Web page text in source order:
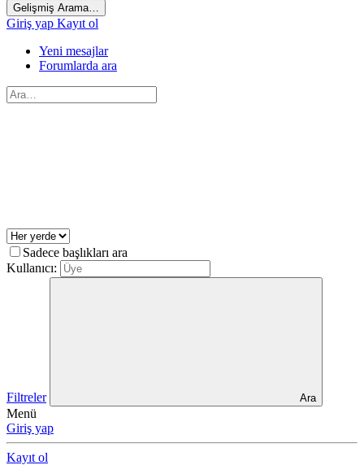
Gelişmiş Arama…
Giriş yap Kayıt ol
Yeni mesajlar
Forumlarda ara
Sadece başlıkları ara
Kullanıcı:
Filtreler Ara
Menü
Giriş yap
Kayıt ol